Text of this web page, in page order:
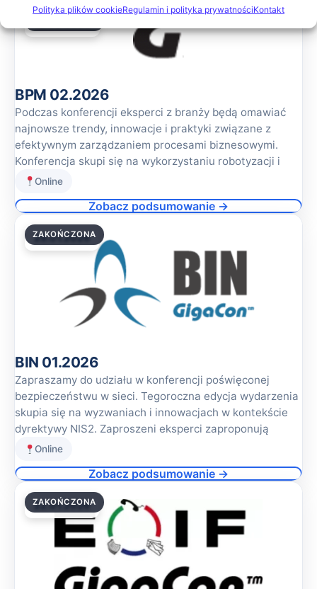
Polityka plików cookieRegulamin i polityka prywatnościKontakt
BPM 02.2026
Podczas konferencji eksperci z branży będą omawiać
najnowsze trendy, innowacje i praktyki związane z
efektywnym zarządzaniem procesami biznesowymi.
Konferencja skupi się na wykorzystaniu robotyzacji i
Online
Zobacz podsumowanie →
29.01.2026
ZAKOŃCZONA
BIN 01.2026
Zapraszamy do udziału w konferencji poświęconej
bezpieczeństwu w sieci. Tegoroczna edycja wydarzenia
skupia się na wyzwaniach i innowacjach w kontekście
dyrektywy NIS2. Zaproszeni eksperci zaproponują
Online
Zobacz podsumowanie →
22.01.2026
ZAKOŃCZONA